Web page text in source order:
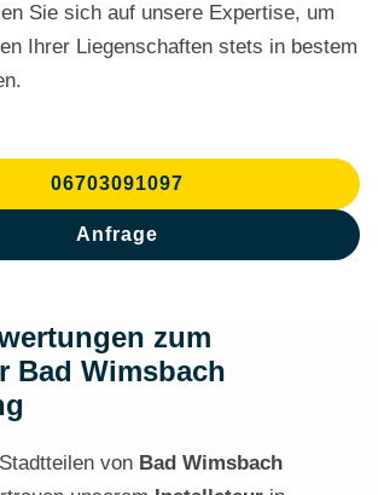
Sie sich auf unsere Expertise, um
Ihrer Liegenschaften stets in bestem
06703091097
Anfrage
zum
Bad Wimsbach
von Bad Wimsbach